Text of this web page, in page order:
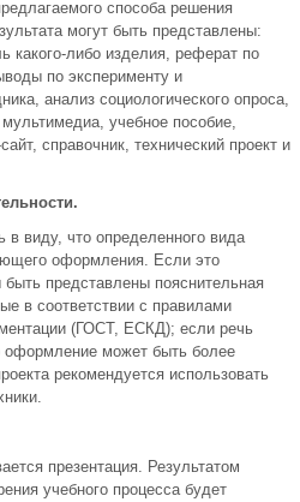
способа решения
могут быть представлены:
какого-либо изделия, реферат по
по эксперименту и
анализ социологического опроса,
учебное пособие,
справочник, технический проект и
в виду, что определенного вида
оформления. Если это
представлены пояснительная
в соответствии с правилами
(ГОСТ, ЕСКД); если речь
оформление может быть более
рекомендуется использовать
презентация. Результатом
учебного процесса будет